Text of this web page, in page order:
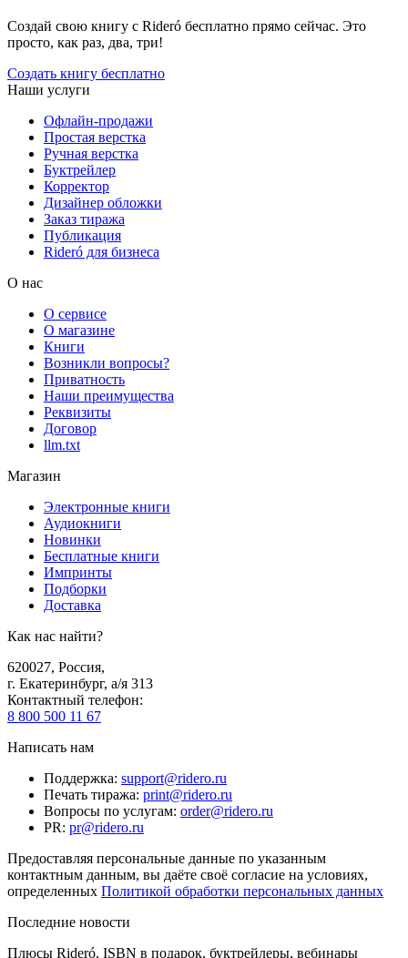
Создай свою книгу с Rideró бесплатно прямо сейчас. Это
просто, как раз, два, три!
Создать книгу бесплатно
Наши услуги
Офлайн-продажи
Простая верстка
Ручная верстка
Буктрейлер
Корректор
Дизайнер обложки
Заказ тиража
Публикация
Rideró для бизнеса
О нас
О сервисе
О магазине
Книги
Возникли вопросы?
Приватность
Наши преимущества
Реквизиты
Договор
llm.txt
Магазин
Электронные книги
Аудиокниги
Новинки
Бесплатные книги
Импринты
Подборки
Доставка
Как нас найти?
620027, Россия,
г. Екатеринбург, а/я 313
Контактный телефон:
8 800 500 11 67
Написать нам
Поддержка: support@ridero.ru
Печать тиража: print@ridero.ru
Вопросы по услугам: order@ridero.ru
PR: pr@ridero.ru
Предоставляя персональные данные по указанным
контактным данным, вы даёте своё согласие на условиях,
определенных Политикой обработки персональных данных
Последние новости
Плюсы Rideró, ISBN в подарок, буктрейлеры, вебинары